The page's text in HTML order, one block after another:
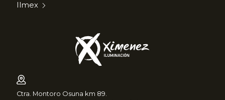
Ilmex
Ctra. Montoro Osuna km 89.